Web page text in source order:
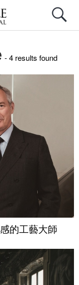
- 4 results found
的工藝大師